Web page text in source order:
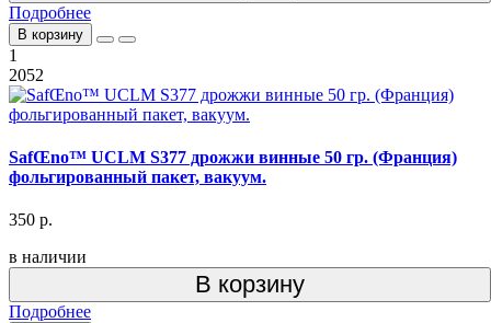
Подробнее
В корзину
1
2052
SafŒno™ UCLM S377 дрожжи винные 50 гр. (Франция)
фольгированный пакет, вакуум.
350 р.
в наличии
В корзину
Подробнее